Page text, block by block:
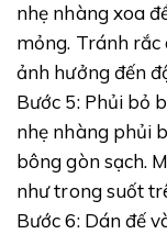
nhẹ nhàng xoa
mỏng. Tránh rắc
ảnh hưởng đến
Bước 5: Phủi bỏ
nhẹ nhàng phủi
bông gòn sạch.
như trong suốt
Bước 6: Dán đế